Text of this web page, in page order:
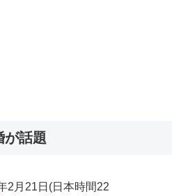
が話題
2月21日(日本時間22